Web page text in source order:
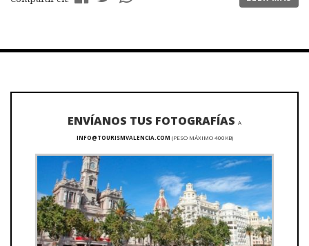
ENVÍANOS TUS FOTOGRAFÍAS A
INFO@TOURISMVALENCIA.COM (PESO MÁXIMO 400KB)